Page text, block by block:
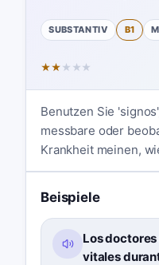
SUBSTANTIV B1
★★ ★ ★ ★
Benutzen Sie
messbare oder
Krankheit meinen,
Beispiele
Los
vitales